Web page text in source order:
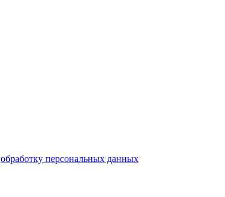
обработку персональных данных